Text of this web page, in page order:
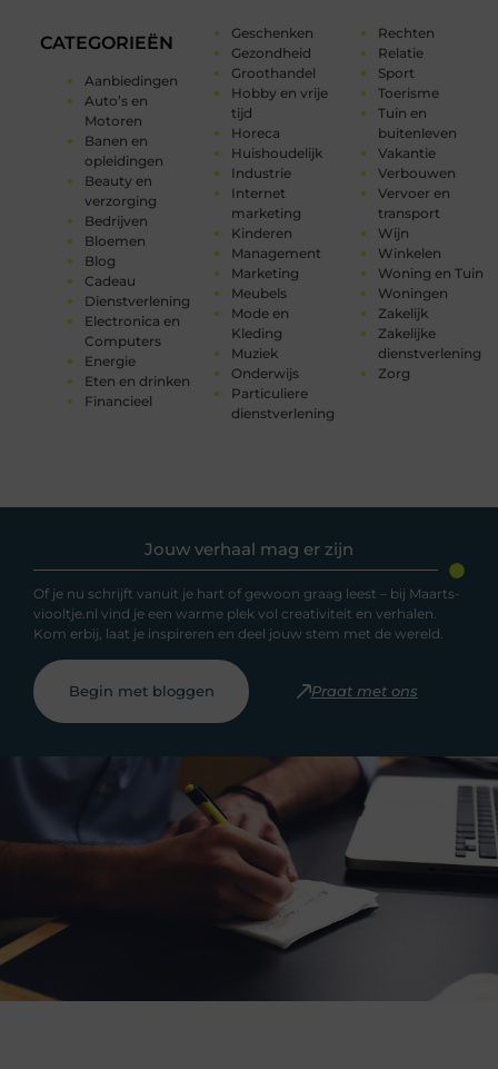
CATEGORIEËN
Aanbiedingen
Auto’s en
Motoren
Banen en
opleidingen
Beauty en
verzorging
Bedrijven
Bloemen
Blog
Cadeau
Dienstverlening
Electronica en
Computers
Energie
Eten en drinken
Financieel
Geschenken
Gezondheid
Groothandel
Hobby en vrije
tijd
Horeca
Huishoudelijk
Industrie
Internet
marketing
Kinderen
Management
Marketing
Meubels
Mode en
Kleding
Muziek
Onderwijs
Particuliere
dienstverlening
Rechten
Relatie
Sport
Toerisme
Tuin en
buitenleven
Vakantie
Verbouwen
Vervoer en
transport
Wijn
Winkelen
Woning en Tuin
Woningen
Zakelijk
Zakelijke
dienstverlening
Zorg
Jouw verhaal mag er zijn
Of je nu schrijft vanuit je hart of gewoon graag leest – bij Maarts-
viooltje.nl vind je een warme plek vol creativiteit en verhalen.
Kom erbij, laat je inspireren en deel jouw stem met de wereld.
Begin met bloggen Praat met ons